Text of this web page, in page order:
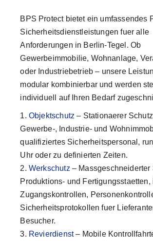
BPS Protect bietet ein umfassendes
Sicherheitsdienstleistungen fuer alle
Anforderungen in Berlin-Tegel. Ob
Gewerbeimmobilie, Wohnanlage,
oder Industriebetrieb – unsere
modular kombinierbar und werden
individuell auf Ihren Bedarf
Objektschutz – Stationaerer
Gewerbe-, Industrie- und
qualifiziertes Sicherheitspersonal,
Uhr oder zu definierten Zeiten.
Werkschutz – Massgeschneiderter
Produktions- und
Zugangskontrollen,
Sicherheitsprotokollen fuer
Besucher.
Revierdienst– Mobile